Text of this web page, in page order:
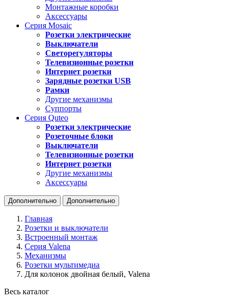
Монтажные коробки
Аксессуары
Серия Mosaic
Розетки электрические
Выключатели
Светорегуляторы
Телевизионные розетки
Интернет розетки
Зарядные розетки USB
Рамки
Другие механизмы
Суппорты
Серия Quteo
Розетки электрические
Розеточные блоки
Выключатели
Телевизионные розетки
Интернет розетки
Другие механизмы
Аксессуары
Дополнительно Дополнительно
Главная
Розетки и выключатели
Встроенный монтаж
Серия Valena
Механизмы
Розетки мультимедиа
Для колонок двойная белый, Valena
Весь каталог